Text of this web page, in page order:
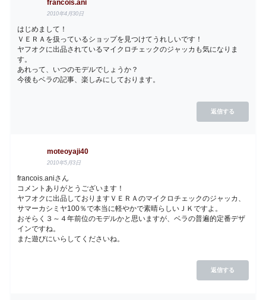
francois.ani
2010年4月30日
はじめまして！
ＶＥＲＡを扱っているショップを見つけてうれしいです！
ヤフオクに出品されているマイクロチェックのジャッカも気になりま
す。
あれって、いつのモデルでしょうか？
今後もベラの記事、楽しみにしております。
返信する
moteoyaji40
2010年5月3日
francois.aniさん
コメントありがとうございます！
ヤフオクに出品しておりますＶＥＲＡのマイクロチェックのジャッカ、
サマーカシミヤ100％で本当に軽やかで素晴らしいＪＫですよ。
おそらく３～４年前位のモデルかと思いますが、ベラの普遍的定番デザ
インですね。
また遊びにいらしてくださいね。
返信する